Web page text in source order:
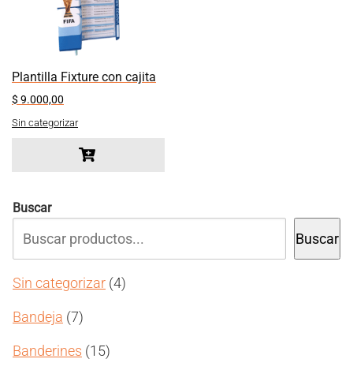
Plantilla Fixture con cajita
$ 9.000,00
Sin categorizar
Buscar
Buscar
Sin categorizar 44
Bandeja 77
Banderines 1515